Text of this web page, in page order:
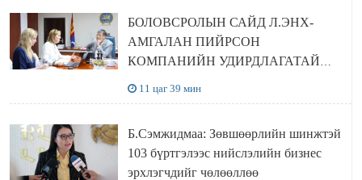
БОЛОВСРОЛЫН САЙД Л.ЭНХ-
АМГАЛАН ПИЙРСОН
КОМПАНИЙН УДИРДЛАГАТАЙ
11 цаг 39 мин
Б.Сэмжидмаа: Зөвшөөрлийн шинжтэй
103 бүртгэлээс нийслэлийн бизнес
эрхлэгчдийг чөлөөллөө